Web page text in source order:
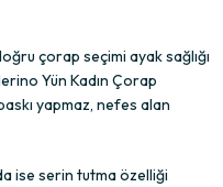
çorap seçimi ayak sağlığı
Yün Kadın Çorap
yapmaz, nefes alan
ise serin tutma özelliği